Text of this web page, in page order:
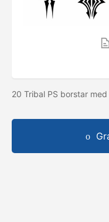
20 Tribal PS borstar